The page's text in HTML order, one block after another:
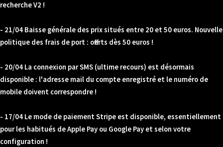
recherche V2 !
- 21/04 Baisse générale des prix situés entre 20 et 50 euros. Nouvelle
politique des frais de port : offerts dès 50 euros !
- 20/04 La connexion par SMS (ultime recours) est désormais
disponible : l'adresse mail du compte enregistré et le numéro de
mobile doivent correspondre !
- 17/04 Le mode de paiement Stripe est disponible, essentiellement
pour les habitués de Apple Pay ou Google Pay et selon votre
configuration !